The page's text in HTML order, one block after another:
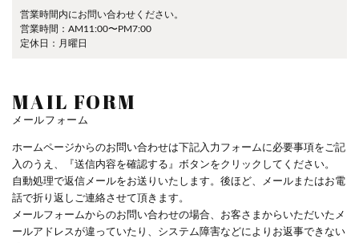
営業時間内にお問い合わせください。
営業時間：AM11:00〜PM7:00
定休日：月曜日
MAIL FORM
メールフォーム
ホームページからのお問い合わせは下記入力フォームに必要事項をご記
入のうえ、『送信内容を確認する』ボタンをクリックしてください。
自動処理で返信メールをお送りいたします。後ほど、メールまたはお電
話で折り返しご連絡させて頂きます。
メールフォームからのお問い合わせの場合、お客さまからいただいたメ
ールアドレスが違っていたり、システム障害などによりお返事できない